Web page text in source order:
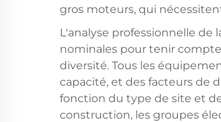
gros moteurs, qui
L'analyse professionnelle de
nominales pour tenir
diversité. Tous les
capacité, et des facteurs de
fonction du type de site et
construction, les groupes